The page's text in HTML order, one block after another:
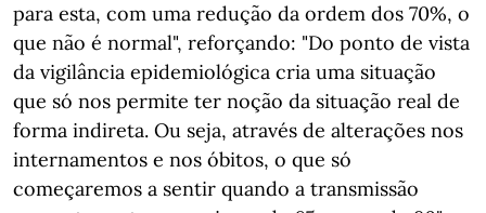
para esta, com uma redução da ordem dos 70%, o
que não é normal", reforçando: "Do ponto de vista
da vigilância epidemiológica cria uma situação
que só nos permite ter noção da situação real de
forma indireta. Ou seja, através de alterações nos
internamentos e nos óbitos, o que só
começaremos a sentir quando a transmissão